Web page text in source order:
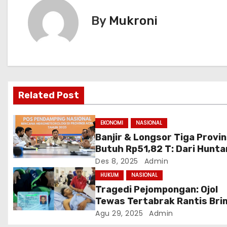
s
i
p
o
s
By Mukroni
Related Post
EKONOMI NASIONAL
Banjir & Longsor Tiga
Butuh Rp51,82 T: Dari
Bulan hingga Relokasi
Des 8, 2025 Admin
HUKUM NASIONAL
Tragedi Pejompongan: Ojol
Tewas Tertabrak Rantis
di Tengah Unjuk Rasa Buruh
Agu 29, 2025 Admin